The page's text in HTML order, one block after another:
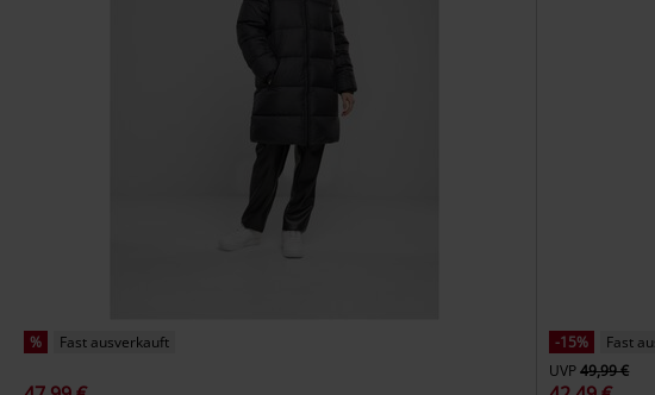
% Fast ausverkauft -15%
Fast
UVP49,99 €